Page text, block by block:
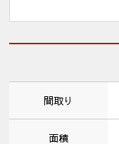
間取り
面積